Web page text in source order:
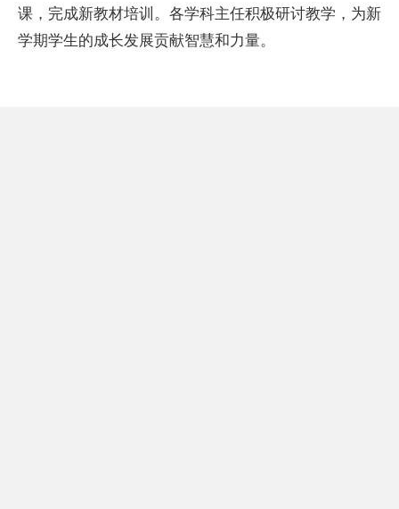
课，完成新教材培训。各学科主任积极研讨教学，为新
学期学生的成长发展贡献智慧和力量。